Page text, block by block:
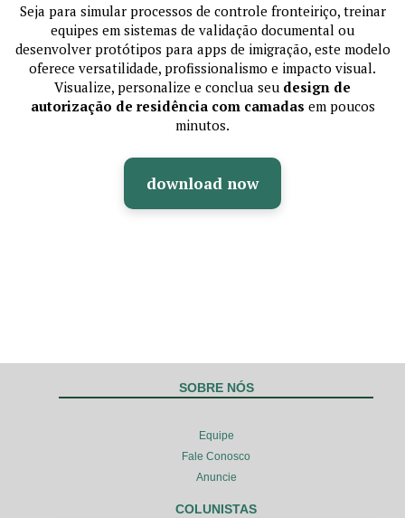
Seja para simular processos de controle fronteiriço, treinar
equipes em sistemas de validação documental ou
desenvolver protótipos para apps de imigração, este modelo
oferece versatilidade, profissionalismo e impacto visual.
Visualize, personalize e conclua seu design de
autorização de residência com camadas em poucos
minutos.
download now
SOBRE NÓS
Equipe
Fale Conosco
Anuncie
COLUNISTAS